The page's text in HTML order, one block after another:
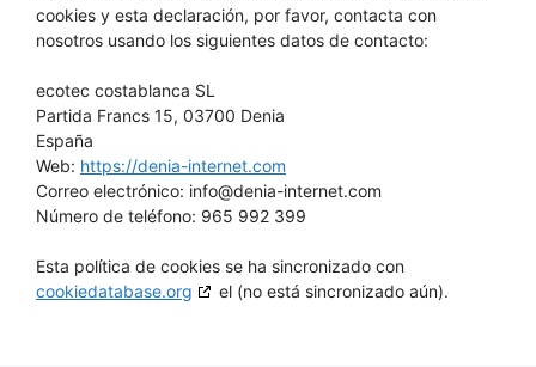
cookies y esta declaración, por favor, contacta con
nosotros usando los siguientes datos de contacto:
ecotec costablanca SL
Partida Francs 15, 03700 Denia
España
Web: https://denia-internet.com
Correo electrónico: info@denia-internet.com
Número de teléfono: 965 992 399
Esta política de cookies se ha sincronizado con
cookiedatabase.org
el (no está sincronizado aún).